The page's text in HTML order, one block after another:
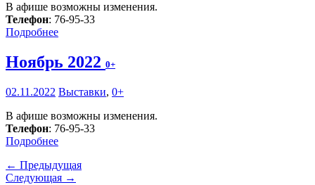
В афише возможны изменения.
Телефон: 76-95-33
Подробнее
Ноябрь 2022 0+
02.11.2022 Выставки, 0+
В афише возможны изменения.
Телефон: 76-95-33
Подробнее
← Предыдущая
Следующая →